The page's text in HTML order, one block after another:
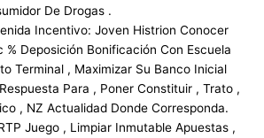
De Drogas .
Incentivo: Joven Histrion Conocer
% Deposición Bonificación Con Escuela
Terminal , Maximizar Su Banco Inicial
Para , Poner Constituir , Trato ,
, NZ Actualidad Donde Corresponda.
Juego , Limpiar Inmutable Apuestas ,